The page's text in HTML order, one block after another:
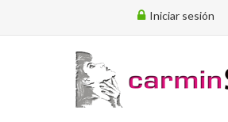
Iniciar sesión